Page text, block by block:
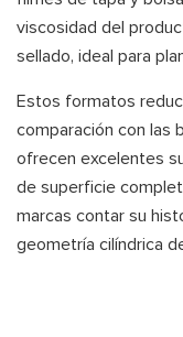
viscosidad del
sellado, ideal para
Estos formatos
comparación con las
ofrecen excelentes
de superficie
marcas contar su
geometría cilíndrica